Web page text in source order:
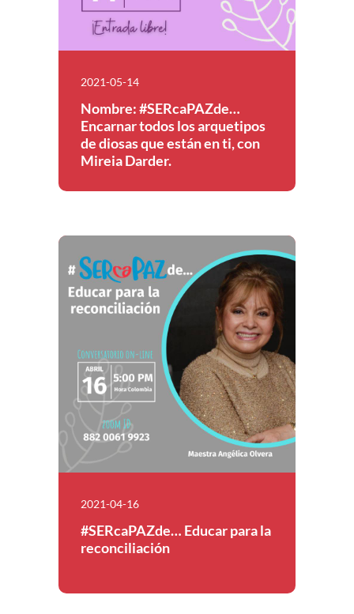
2021-05-14
Nombre: #SERcaPAZde…
Encarnar todos los arquetipos
de diosas que están en ti, con
Mireia Darder.
2021-04-16
#SERcaPAZde… Educar para la
reconciliación